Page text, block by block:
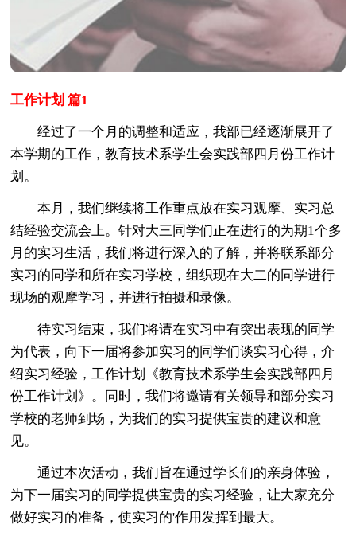
工作计划 篇1
经过了一个月的调整和适应，我部已经逐渐展开了
本学期的工作，教育技术系学生会实践部四月份工作计
划。
本月，我们继续将工作重点放在实习观摩、实习总
结经验交流会上。针对大三同学们正在进行的为期1个多
月的实习生活，我们将进行深入的了解，并将联系部分
实习的同学和所在实习学校，组织现在大二的同学进行
现场的观摩学习，并进行拍摄和录像。
待实习结束，我们将请在实习中有突出表现的同学
为代表，向下一届将参加实习的同学们谈实习心得，介
绍实习经验，工作计划《教育技术系学生会实践部四月
份工作计划》。同时，我们将邀请有关领导和部分实习
学校的老师到场，为我们的实习提供宝贵的建议和意
见。
通过本次活动，我们旨在通过学长们的亲身体验，
为下一届实习的同学提供宝贵的实习经验，让大家充分
做好实习的准备，使实习的'作用发挥到最大。